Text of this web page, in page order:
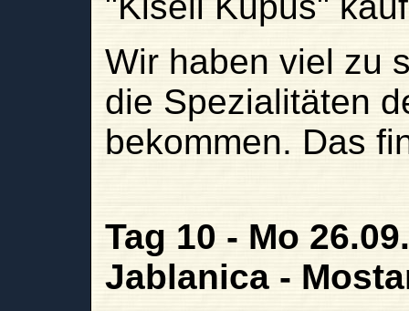
Wir haben viel zu
die Spezialitäten
bekommen. Das
Tag 10 - Mo
Jablanica -